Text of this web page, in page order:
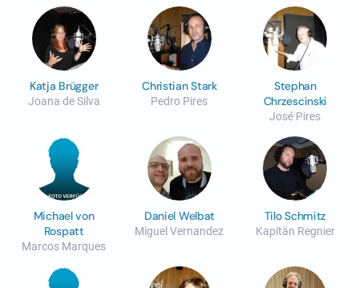
Katja Brügger
Joana de Silva
Christian Stark
Pedro Pires
Stephan
Chrzescinski
José Pires
Michael von
Rospatt
Marcos Marques
Daniel Welbat
Miguel Vernandez
Tilo Schmitz
Kapitän Regnier